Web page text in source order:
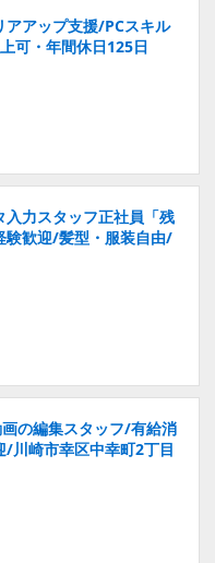
アアップ支援/PCスキル
可・年間休日125日
入力スタッフ正社員「残
験歓迎/髪型・服装自由/
の編集スタッフ/有給消
川崎市幸区中幸町2丁目